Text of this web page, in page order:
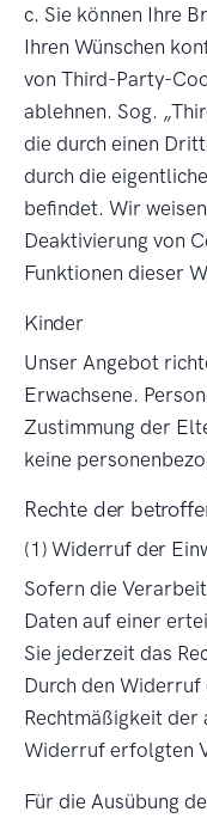
c. Sie können Ihre
Ihren Wünschen
von Third-Party-
ablehnen. Sog.
die durch einen
durch die
befindet. Wir
Deaktivierung von
Funktionen dieser
Kinder
Unser Angebot
Erwachsene.
Zustimmung der
keine
Rechte der
(1) Widerruf der
Sofern die
Daten auf einer
Sie jederzeit das
Durch den
Rechtmäßigkeit der
Widerruf erfolgten
Für die Ausübung